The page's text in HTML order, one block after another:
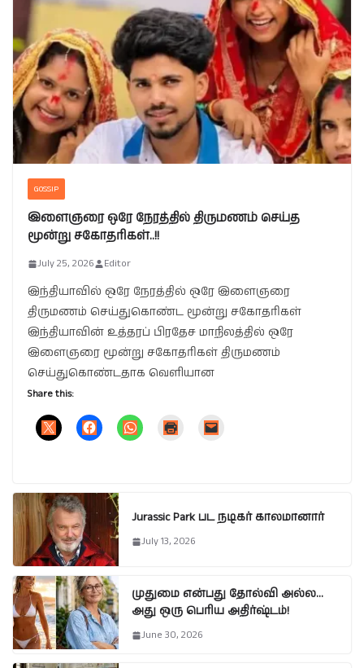
GOSSIP
இளைஞரை ஒரே நேரத்தில் திருமணம் செய்த
மூன்று சகோதரிகள்..!!
July 25, 2026 Editor
இந்தியாவில் ஒரே நேரத்தில் ஒரே இளைஞரை
திருமணம் செய்துகொண்ட மூன்று சகோதரிகள்
இந்தியாவின் உத்தரப் பிரதேச மாநிலத்தில் ஒரே
இளைஞரை மூன்று சகோதரிகள் திருமணம்
செய்துகொண்டதாக வெளியான
Share this:
Jurassic Park பட நடிகர் காலமானார்
July 13, 2026
முதுமை என்பது தோல்வி அல்ல…
அது ஒரு பெரிய அதிர்ஷ்டம்!
June 30, 2026